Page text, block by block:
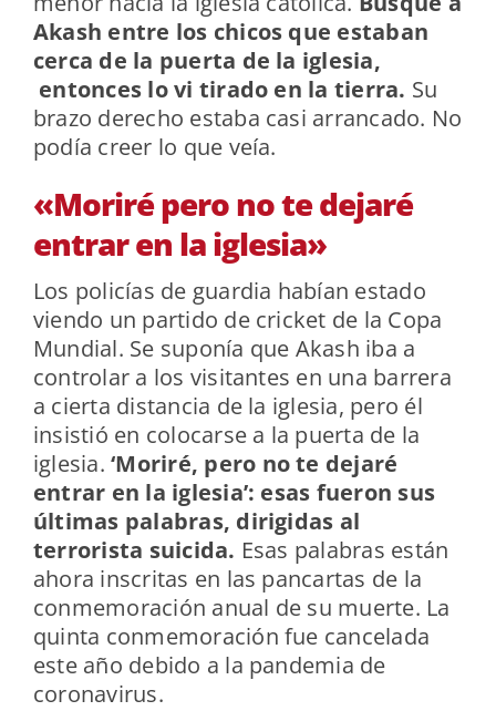
Akash entre los chicos que estaban
cerca de la puerta de la iglesia,
entonces lo vi tirado en la tierra. Su
brazo derecho estaba casi arrancado. No
podía creer lo que veía.
«Moriré pero no te dejaré
entrar en la iglesia»
Los policías de guardia habían estado
viendo un partido de cricket de la Copa
Mundial. Se suponía que Akash iba a
controlar a los visitantes en una barrera
a cierta distancia de la iglesia, pero él
insistió en colocarse a la puerta de la
iglesia.‘Moriré, pero no te dejaré
entrar en la iglesia’: esas fueron sus
últimas palabras, dirigidas al
terrorista suicida. Esas palabras están
ahora inscritas en las pancartas de la
conmemoración anual de su muerte. La
quinta conmemoración fue cancelada
este año debido a la pandemia de
coronavirus.